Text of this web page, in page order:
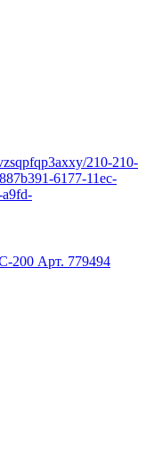
200 Арт. 779494